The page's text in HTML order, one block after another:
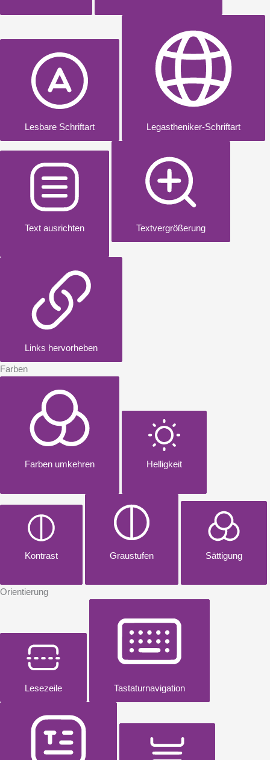
Lesbare Schriftart Legastheniker-Schriftart
Text ausrichten Textvergrößerung
Links hervorheben
Farben
Farben umkehren Helligkeit
Kontrast Graustufen Sättigung
Orientierung
Lesezeile Tastaturnavigation